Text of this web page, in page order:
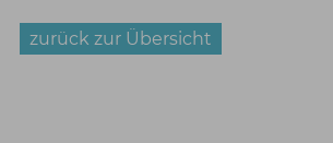
zurück zur Übersicht